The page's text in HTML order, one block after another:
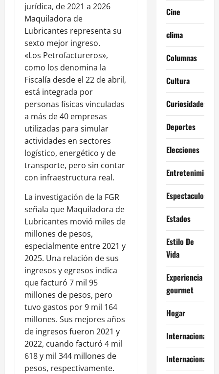
jurídica, de 2021 a 2026
Maquiladora de
Lubricantes representa su
sexto mejor ingreso.
«Los Petrofactureros»,
como los denomina la
Fiscalía desde el 22 de abril,
está integrada por
personas físicas vinculadas
a más de 40 empresas
utilizadas para simular
actividades en sectores
logístico, energético y de
transporte, pero sin contar
con infraestructura real.
La investigación de la FGR
señala que Maquiladora de
Lubricantes movió miles de
millones de pesos,
especialmente entre 2021 y
2025. Una relación de sus
ingresos y egresos indica
que facturó 7 mil 95
millones de pesos, pero
tuvo gastos por 9 mil 164
millones. Sus mejores años
de ingresos fueron 2021 y
2022, cuando facturó 4 mil
618 y mil 344 millones de
pesos, respectivamente.
Cine
clima
Columnas
Cultura
Curiosidades
Deportes
Elecciones
Entretenimiento
Espectaculos
Estados
Estilo De
Vida
Experiencia
gourmet
Hogar
Internacional
Internacionales